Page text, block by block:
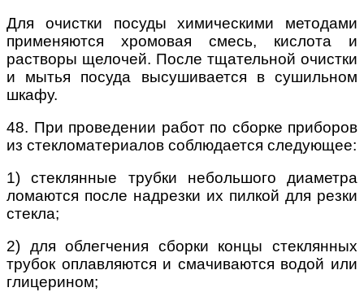
Для очистки посуды химическими методами
применяются хромовая смесь, кислота и
растворы щелочей. После тщательной очистки
и мытья посуда высушивается в сушильном
шкафу.
48. При проведении работ по сборке приборов
из стекломатериалов соблюдается следующее:
1) стеклянные трубки небольшого диаметра
ломаются после надрезки их пилкой для резки
стекла;
2) для облегчения сборки концы стеклянных
трубок оплавляются и смачиваются водой или
глицерином;